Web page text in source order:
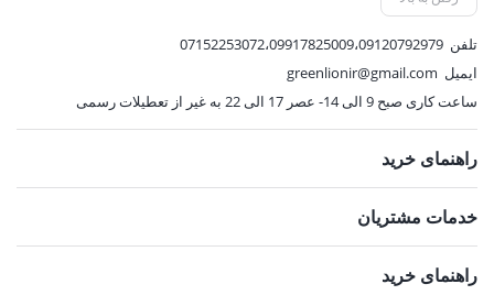
تلفن 07152253072،09917825009،09120792979
ایمیل greenlionir@gmail.com
ساعت کاری صبح 9 الی 14- عصر 17 الی 22 به غیر از تعطیلات رسمی
راهنمای خرید
خدمات مشتریان
راهنمای خرید